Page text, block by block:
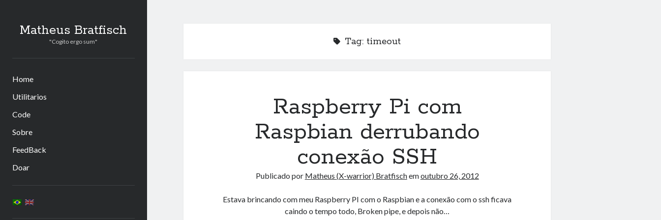
Matheus Bratfisch
"Cogito ergo sum"
Home
Utilitarios
Code
Sobre
FeedBack
Doar
Lateral
Tag: timeout
Raspberry Pi com
Raspbian derrubando
conexão SSH
Publicado por Matheus (X-warrior) Bratfischemoutubro 26, 2012
Estava brincando com meu Raspberry PI com o Raspbian e a conexão com o ssh ficava
caindo o tempo todo, Broken pipe, e depois não…